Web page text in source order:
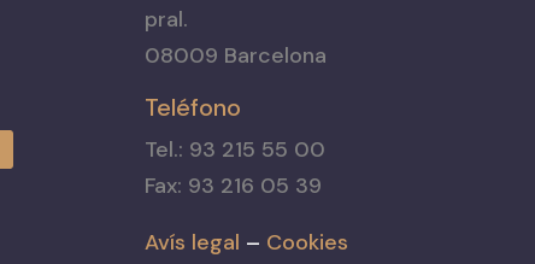
pral.
08009 Barcelona
Teléfono
Tel.: 93 215 55 00
Fax: 93 216 05 39
Avís legal – Cookies